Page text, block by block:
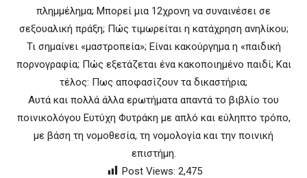
πλημμέλημα; Μπορεί μια 12χρονη να συναινέσει σε
σεξουαλική πράξη; Πώς τιμωρείται η κατάχρηση ανηλίκου;
Τι σημαίνει «μαστροπεία»; Είναι κακούργημα η «παιδική
πορνογραφία; Πώς εξετάζεται ένα κακοποιημένο παιδί; Και
τέλος: Πως αποφασίζουν τα δικαστήρια;
Αυτά και πολλά άλλα ερωτήματα απαντά το βιβλίο του
ποινικολόγου Ευτύχη Φυτράκη με απλό και εύληπτο τρόπο,
με βάση τη νομοθεσία, τη νομολογία και την ποινική
επιστήμη.
Post Views: 2,475